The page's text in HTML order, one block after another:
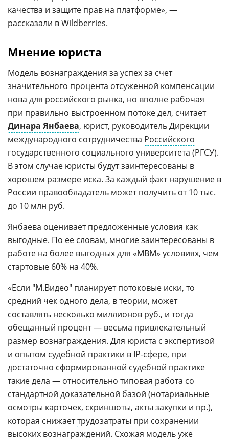
качества и защите прав на платформе», —
рассказали в Wildberries.
Мнение юриста
Модель вознаграждения за успех за счет
значительного процента отсуженной компенсации
нова для российского рынка, но вполне рабочая
при правильно выстроенном потоке дел, считает
Динара Янбаева, юрист, руководитель Дирекции
международного сотрудничества Российского
государственного социального университета (РГСУ).
В этом случае юристы будут заинтересованы в
хорошем размере иска. За каждый факт нарушение в
России правообладатель может получить от 10 тыс.
до 10 млн руб.
Янбаева оценивает предложенные условия как
выгодные. По ее словам, многие заинтересованы в
работе на более выгодных для «МВМ» условиях, чем
стартовые 60% на 40%.
«Если "М.Видео" планирует потоковые иски, то
средний чек одного дела, в теории, может
составлять несколько миллионов руб., и тогда
обещанный процент — весьма привлекательный
размер вознаграждения. Для юриста с экспертизой
и опытом судебной практики в IP-сфере, при
достаточно сформированной судебной практике
такие дела — относительно типовая работа со
стандартной доказательной базой (нотариальные
осмотры карточек, скриншоты, акты закупки и пр.),
которая снижаеттрудозатраты при сохранении
высоких вознаграждений. Схожая модель уже